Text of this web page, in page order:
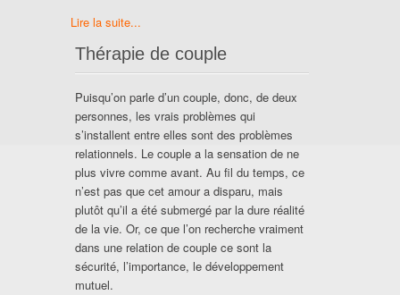
Lire la suite...
Thérapie de couple
Puisqu’on parle d’un couple, donc, de deux
personnes, les vrais problèmes qui
s’installent entre elles sont des problèmes
relationnels. Le couple a la sensation de ne
plus vivre comme avant. Au fil du temps, ce
n’est pas que cet amour a disparu, mais
plutôt qu’il a été submergé par la dure réalité
de la vie. Or, ce que l’on recherche vraiment
dans une relation de couple ce sont la
sécurité, l’importance, le développement
mutuel.